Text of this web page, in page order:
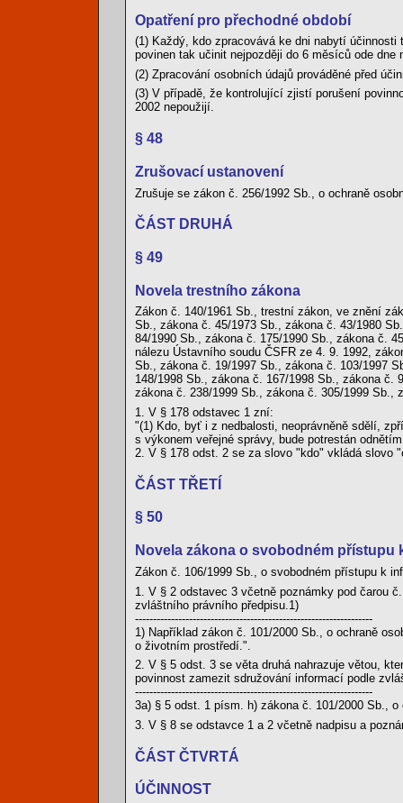
Opatření pro přechodné období
(1) Každý, kdo zpracovává ke dni nabytí
povinen tak učinit nejpozději do 6 měsíců ode dne
(2) Zpracování osobních údajů prováděné před
(3) V případě, že kontrolující zjistí porušení
2002 nepoužijí.
§ 48
Zrušovací ustanovení
Zrušuje se zákon č. 256/1992 Sb., o ochraně
ČÁST DRUHÁ
§ 49
Novela trestního zákona
Zákon č. 140/1961 Sb., trestní zákon, ve znění
Sb., zákona č. 45/1973 Sb., zákona č. 43/1980
84/1990 Sb., zákona č. 175/1990 Sb., zákona č.
nálezu Ústavního soudu ČSFR ze 4. 9. 1992,
Sb., zákona č. 19/1997 Sb., zákona č. 103/1997
148/1998 Sb., zákona č. 167/1998 Sb., zákona č.
zákona č. 238/1999 Sb., zákona č. 305/1999
1. V § 178 odstavec 1 zní:
"(1) Kdo, byť i z nedbalosti, neoprávněně sdělí,
s výkonem veřejné správy, bude potrestán
2. V § 178 odst. 2 se za slovo "kdo" vkládá slovo
ČÁST TŘETÍ
§ 50
Novela zákona o svobodném přístupu
Zákon č. 106/1999 Sb., o svobodném přístupu k
1. V § 2 odstavec 3 včetně poznámky pod čarou
zvláštního právního předpisu.1)
------------------------------------------------------------------
1) Například zákon č. 101/2000 Sb., o ochraně
o životním prostředí.".
2. V § 5 odst. 3 se věta druhá nahrazuje větou,
povinnost zamezit sdružování informací podle
------------------------------------------------------------------
3a) § 5 odst. 1 písm. h) zákona č. 101/2000 Sb.,
3. V § 8 se odstavce 1 a 2 včetně nadpisu a
ČÁST ČTVRTÁ
ÚČINNOST